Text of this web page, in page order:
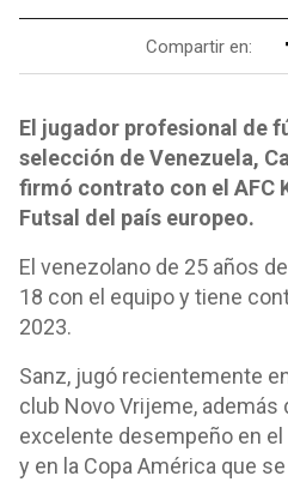
Compartir en:
El jugador profesional de
selección de Venezuela,
firmó contrato con el AFC
Futsal del país europeo.
El venezolano de 25 años
18 con el equipo y tiene
2023.
Sanz, jugó recientemente
club Novo Vrijeme, además
excelente desempeño en
y en la Copa América que